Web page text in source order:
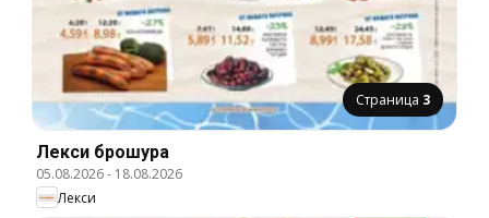
Страница 3
Лекси брошура
05.08.2026- 18.08.2026
Лекси